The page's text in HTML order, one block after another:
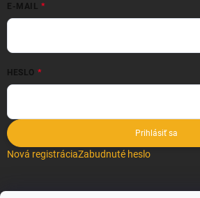
E-MAIL
HESLO
Prihlásiť sa
Nová registráciaZabudnuté heslo